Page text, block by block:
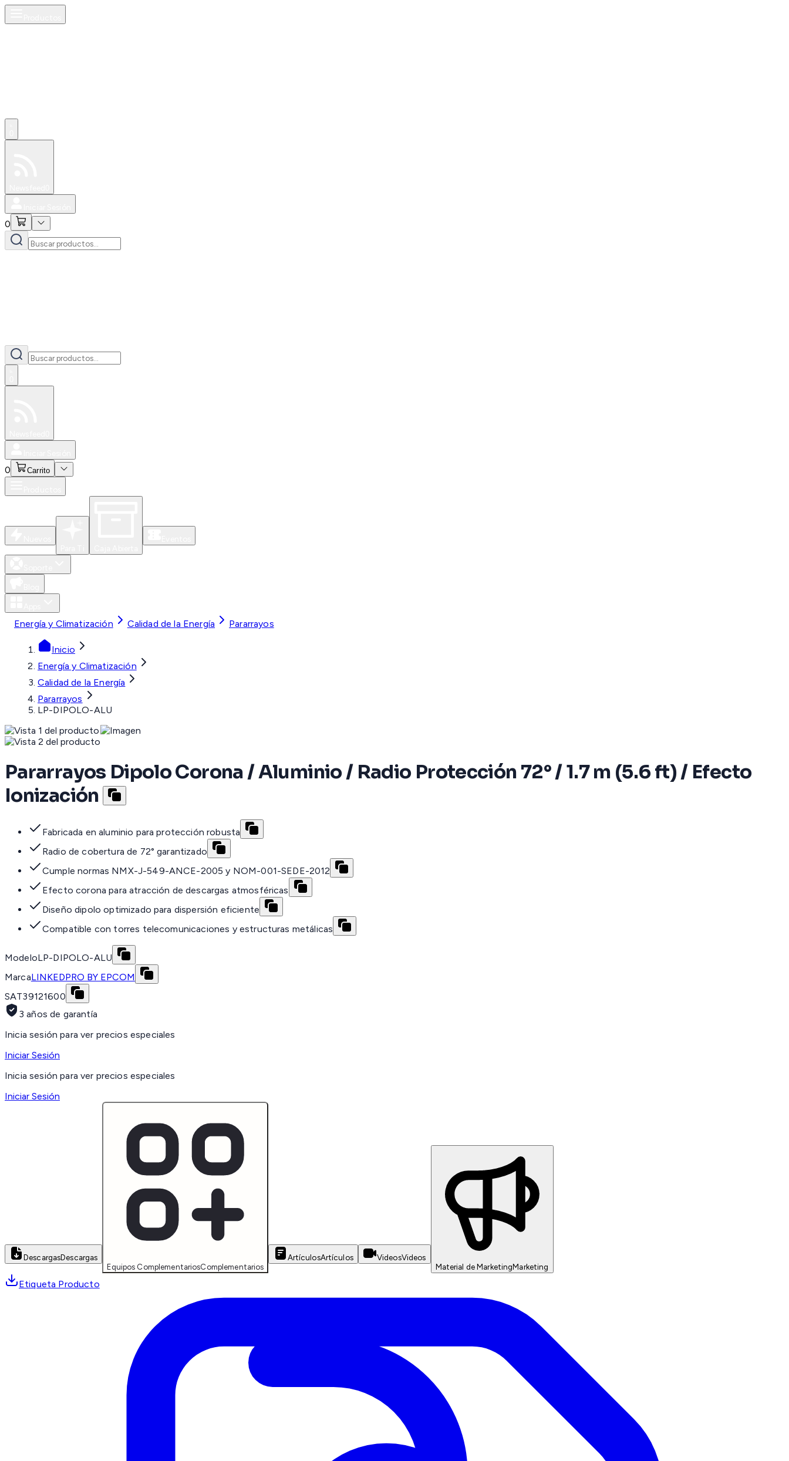
0
0 Carrito
Energía y Climatización Calidad de la Energía Pararrayos
Inicio
Energía y Climatización
Calidad de la Energía
Pararrayos
LP-DIPOLO-ALU
Pararrayos Dipolo Corona / Aluminio / Radio Protección 72° / 1.7 m (5.6 ft) / Efecto
Ionización
Fabricada en aluminio para protección robusta
Radio de cobertura de 72° garantizado
Cumple normas NMX-J-549-ANCE-2005 y NOM-001-SEDE-2012
Efecto corona para atracción de descargas atmosféricas
Diseño dipolo optimizado para dispersión eficiente
Compatible con torres telecomunicaciones y estructuras metálicas
ModeloLP-DIPOLO-ALU
MarcaLINKEDPRO BY EPCOM
SAT39121600
3 años de garantía
Inicia sesión para ver precios especiales
Iniciar Sesión
Inicia sesión para ver precios especiales
Iniciar Sesión
DescargasDescargas
Equipos ComplementariosComplementarios
ArtículosArtículos VideosVideos
Material de MarketingMarketing
Etiqueta Producto